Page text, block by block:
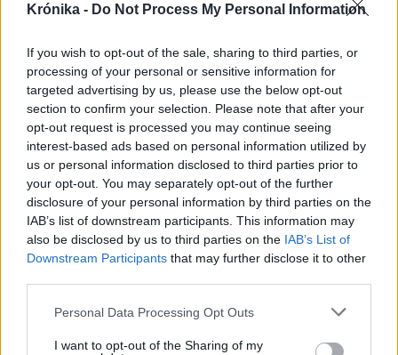
Krónika - Do Not Process My Personal Information
If you wish to opt-out of the sale, sharing to third parties, or
processing of your personal or sensitive information for
targeted advertising by us, please use the below opt-out
section to confirm your selection. Please note that after your
opt-out request is processed you may continue seeing
interest-based ads based on personal information utilized by
us or personal information disclosed to third parties prior to
your opt-out. You may separately opt-out of the further
disclosure of your personal information by third parties on the
IAB’s list of downstream participants. This information may
also be disclosed by us to third parties on the IAB’s List of
Downstream Participants that may further disclose it to other
Personal Data Processing Opt Outs
I want to opt-out of the Sharing of my